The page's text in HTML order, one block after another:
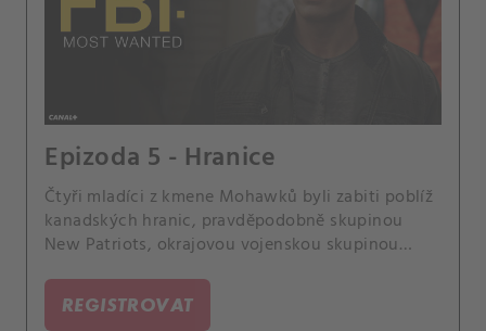
Epizoda 5 - Hranice
Čtyři mladíci z kmene Mohawků byli zabiti poblíž
kanadských hranic, pravděpodobně skupinou
New Patriots, okrajovou vojenskou skupinou
REGISTROVAT